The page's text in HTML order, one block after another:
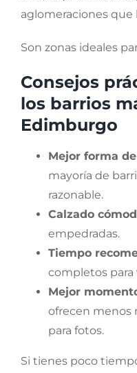
aglomeraciones que
Son zonas ideales
Consejos
los barrios
Edimburgo
Mejor forma
mayoría de
razonable.
Calzado
empedradas.
Tiempo
completos para
Mejor
ofrecen menos
para fotos.
Si tienes poco